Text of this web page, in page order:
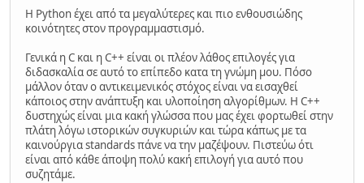
Η Python έχει από τα μεγαλύτερες και πιο ενθουσιώδης
κοινότητες στον προγραμμαστισμό.
Γενικά η C και η C++ είναι οι πλέον λάθος επιλογές για
διδασκαλία σε αυτό το επίπεδο κατα τη γνώμη μου. Πόσο
μάλλον όταν ο αντικειμενικός στόχος είναι να εισαχθεί
κάποιος στην ανάπτυξη και υλοποίηση αλγορίθμων. Η C++
δυστηχώς είναι μια κακή γλώσσα που μας έχει φορτωθεί στην
πλάτη λόγω ιστορικών συγκυριών και τώρα κάπως με τα
καινούργια standards πάνε να την μαζέψουν. Πιστεύω ότι
είναι από κάθε άποψη πολύ κακή επιλογή για αυτό που
συζητάμε.